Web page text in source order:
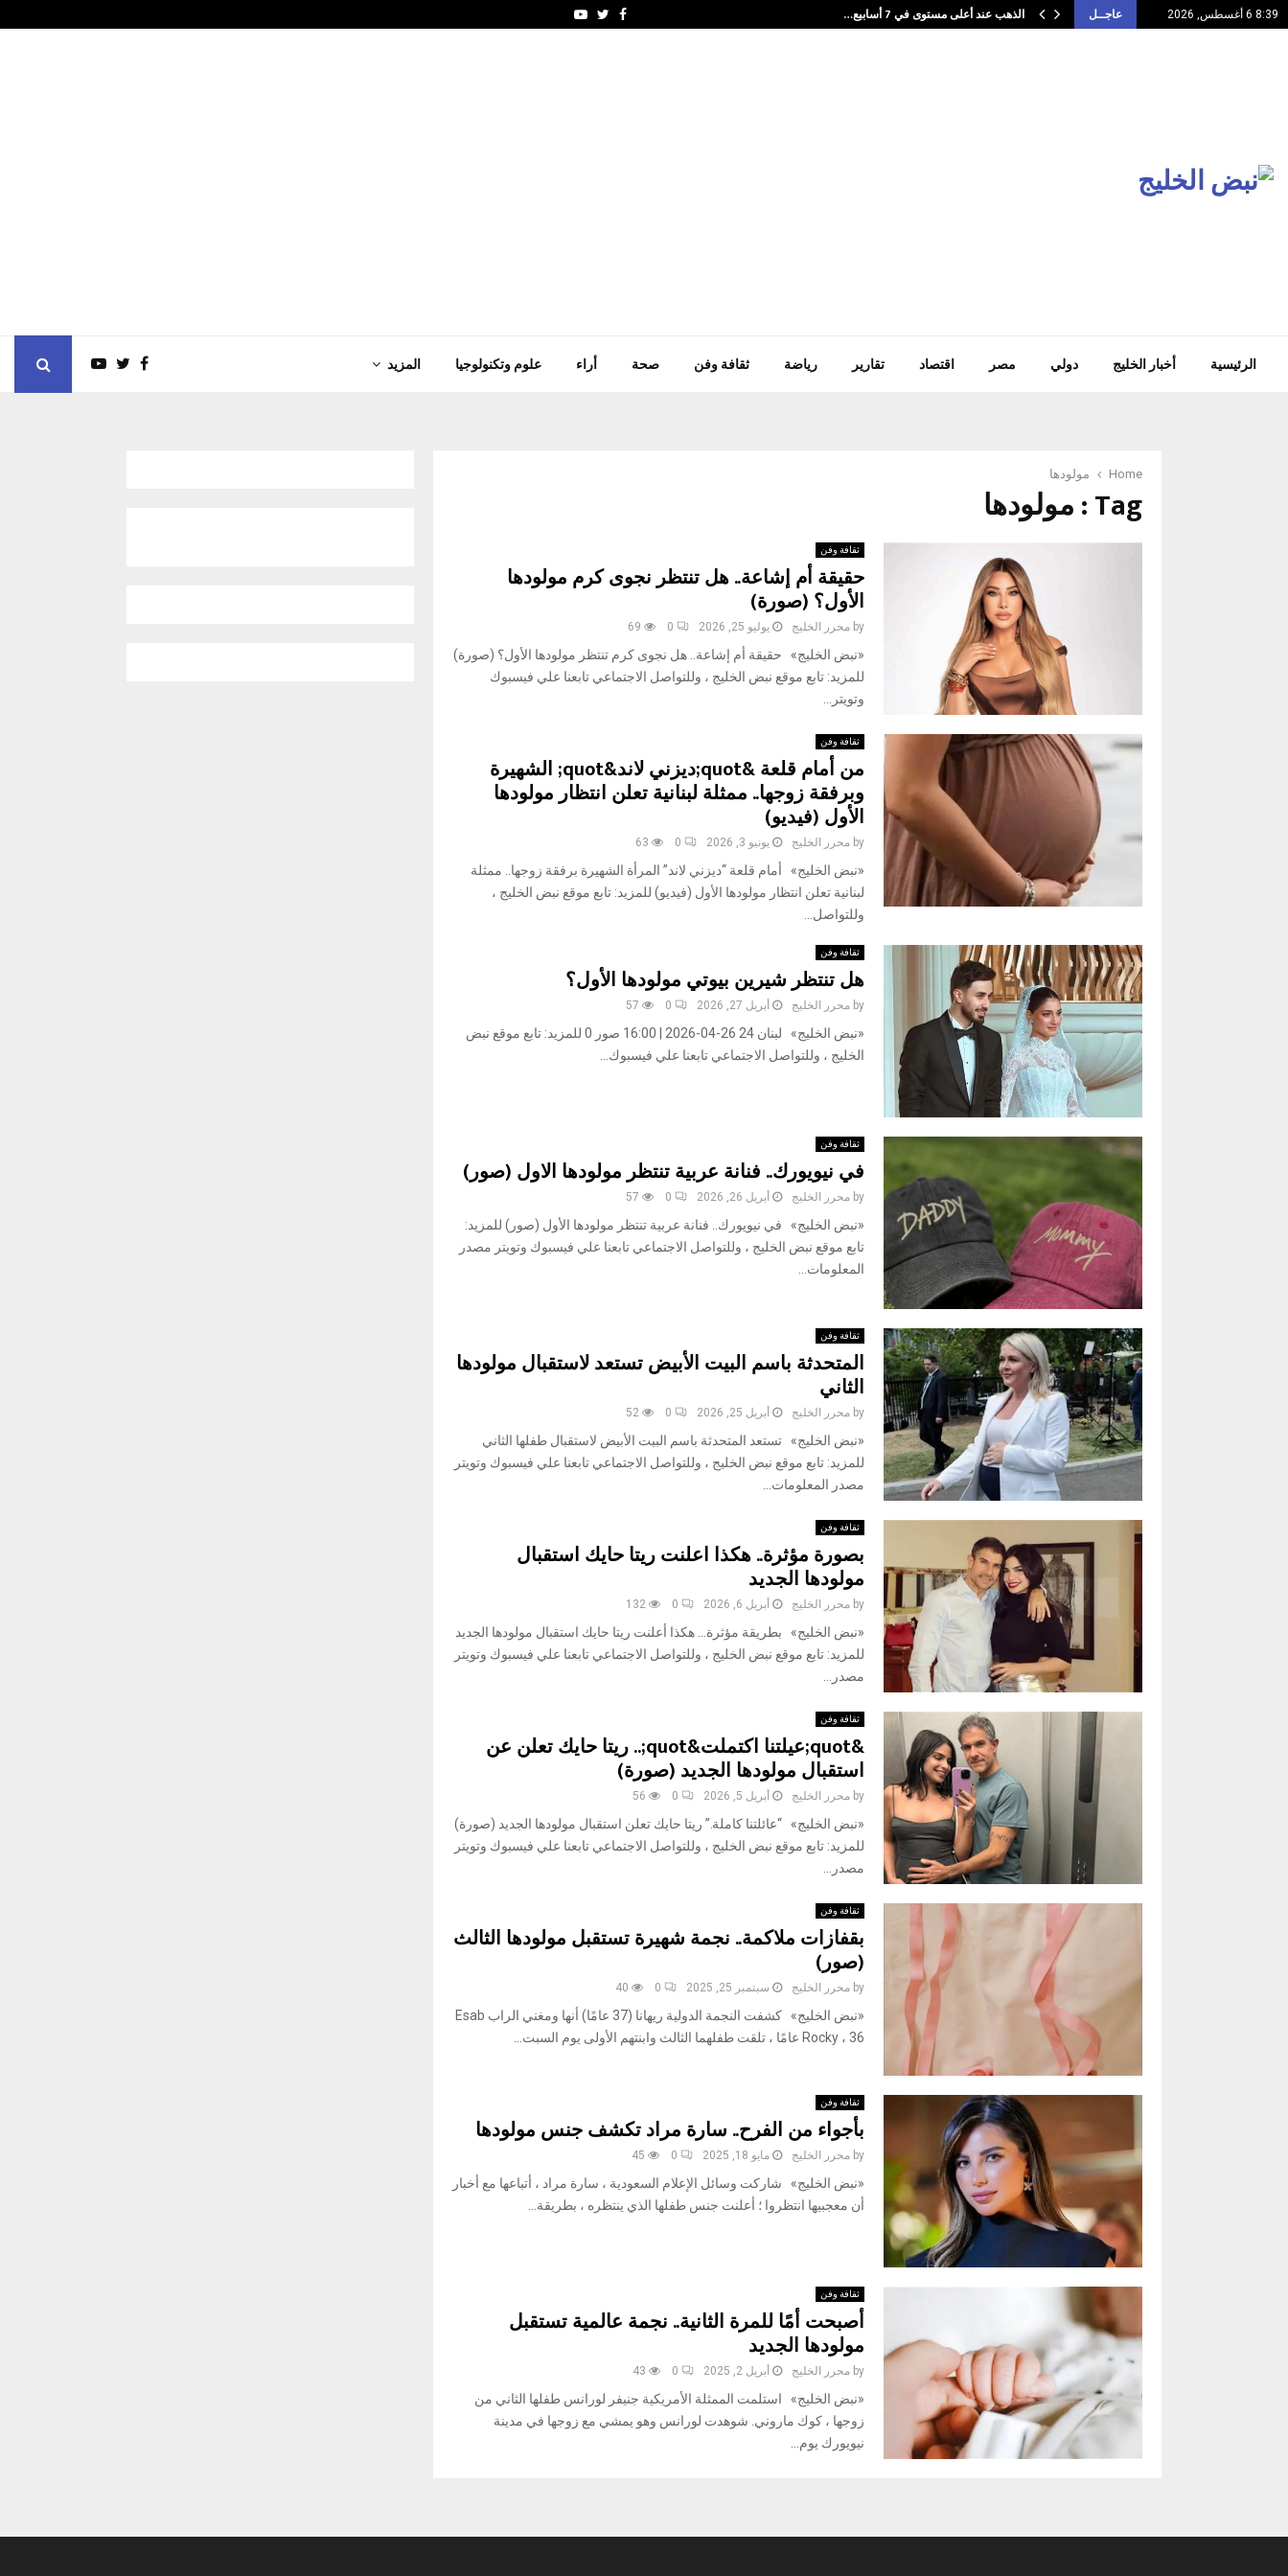
8:39 6 أغسطس, 2026 عاجــل الذهب عند أعلى مستوى في 7 أسابيع… Facebook
Twitter
Youtube
الرئيسية أخبار الخليج دولي مصر اقتصاد تقارير رياضة ثقافة وفن صحة أراء علوم وتكنولوجيا المزيد
Home مولودها
Tag : مولودها
ثقافة وفن
حقيقة أم إشاعة.. هل تنتظر نجوى كرم مولودها
الأول؟ (صورة)
by محرر الخليج يوليو 25, 2026 0
69
«نبض الخليج» حقيقة أم إشاعة.. هل نجوى كرم تنتظر مولودها الأول؟ (صورة)
للمزيد: تابع موقع نبض الخليج ، وللتواصل الاجتماعي تابعنا علي فيسبوك
وتويتر...
ثقافة وفن
من أمام قلعة &quot;ديزني لاند&quot; الشهيرة
وبرفقة زوجها.. ممثلة لبنانية تعلن انتظار مولودها
الأول (فيديو)
by محرر الخليج يونيو 3, 2026 0
63
«نبض الخليج» أمام قلعة “ديزني لاند” المرأة الشهيرة برفقة زوجها.. ممثلة
لبنانية تعلن انتظار مولودها الأول (فيديو) للمزيد: تابع موقع نبض الخليج ،
وللتواصل...
ثقافة وفن
هل تنتظر شيرين بيوتي مولودها الأول؟
by محرر الخليج أبريل 27, 2026 0
57
«نبض الخليج» لبنان 24 26-04-2026 | 16:00 صور 0 للمزيد: تابع موقع نبض
الخليج ، وللتواصل الاجتماعي تابعنا علي فيسبوك...
ثقافة وفن
في نيويورك.. فنانة عربية تنتظر مولودها الاول (صور)
by محرر الخليج أبريل 26, 2026 0
57
«نبض الخليج» في نيويورك.. فنانة عربية تنتظر مولودها الأول (صور) للمزيد:
تابع موقع نبض الخليج ، وللتواصل الاجتماعي تابعنا علي فيسبوك وتويتر مصدر
المعلومات...
ثقافة وفن
المتحدثة باسم البيت الأبيض تستعد لاستقبال مولودها
الثاني
by محرر الخليج أبريل 25, 2026 0
52
«نبض الخليج» تستعد المتحدثة باسم البيت الأبيض لاستقبال طفلها الثاني
للمزيد: تابع موقع نبض الخليج ، وللتواصل الاجتماعي تابعنا علي فيسبوك وتويتر
مصدر المعلومات...
ثقافة وفن
بصورة مؤثرة.. هكذا اعلنت ريتا حايك استقبال
مولودها الجديد
by محرر الخليج أبريل 6, 2026 0
132
«نبض الخليج» بطريقة مؤثرة… هكذا أعلنت ريتا حايك استقبال مولودها الجديد
للمزيد: تابع موقع نبض الخليج ، وللتواصل الاجتماعي تابعنا علي فيسبوك وتويتر
مصدر...
ثقافة وفن
&quot;عيلتنا اكتملت&quot;.. ريتا حايك تعلن عن
استقبال مولودها الجديد (صورة)
by محرر الخليج أبريل 5, 2026 0
56
«نبض الخليج» “عائلتنا كاملة.” ريتا حايك تعلن استقبال مولودها الجديد (صورة)
للمزيد: تابع موقع نبض الخليج ، وللتواصل الاجتماعي تابعنا علي فيسبوك وتويتر
مصدر...
ثقافة وفن
بقفازات ملاكمة.. نجمة شهيرة تستقبل مولودها الثالث
(صور)
by محرر الخليج سبتمبر 25, 2025 0
40
«نبض الخليج» كشفت النجمة الدولية ريهانا (37 عامًا) أنها ومغني الراب Esab
Rocky ، 36 عامًا ، تلقت طفلهما الثالث وابنتهم الأولى يوم السبت...
ثقافة وفن
بأجواء من الفرح.. سارة مراد تكشف جنس مولودها
by محرر الخليج مايو 18, 2025 0
45
«نبض الخليج» شاركت وسائل الإعلام السعودية ، سارة مراد ، أتباعها مع أخبار
أن معجبيها انتظروا ؛ أعلنت جنس طفلها الذي ينتظره ، بطريقة...
ثقافة وفن
أصبحت أمًا للمرة الثانية.. نجمة عالمية تستقبل
مولودها الجديد
by محرر الخليج أبريل 2, 2025 0
43
«نبض الخليج» استلمت الممثلة الأمريكية جنيفر لورانس طفلها الثاني من
زوجها ، كوك ماروني. شوهدت لورانس وهو يمشي مع زوجها في مدينة
نيويورك يوم...